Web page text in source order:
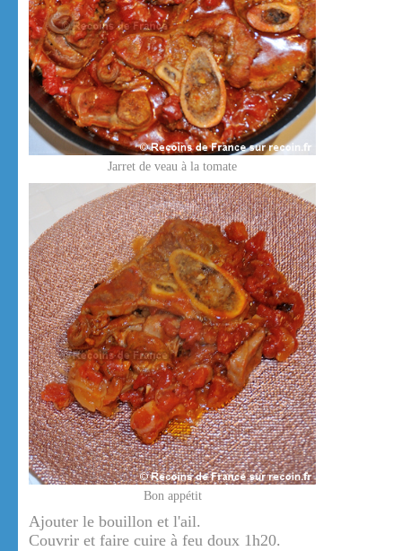
Jarret de veau à la tomate
Bon appétit
Ajouter le bouillon et l'ail.
Couvrir et faire cuire à feu doux 1h20.